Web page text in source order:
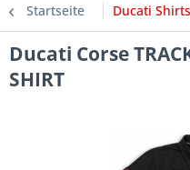
Startseite Ducati Shirts
Ducati Corse
SHIRT